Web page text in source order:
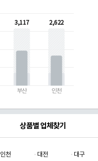
3,117
부산
2,622
인천
상품별 업체찾기
인천 대전
대구